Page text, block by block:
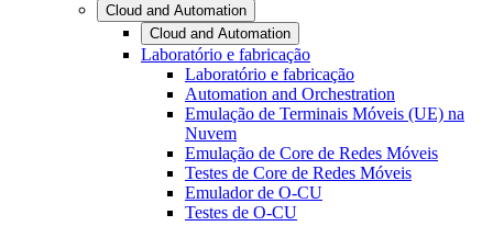
Cloud and Automation
Cloud and Automation
Laboratório e fabricação
Laboratório e fabricação
Automation and Orchestration
Emulação de Terminais Móveis (UE) na
Nuvem
Emulação de Core de Redes Móveis
Testes de Core de Redes Móveis
Emulador de O-CU
Testes de O-CU